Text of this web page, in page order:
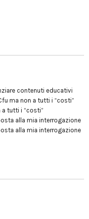
contenuti educativi
ma non a tutti i “costi”
tutti i “costi”
alla mia interrogazione
alla mia interrogazione